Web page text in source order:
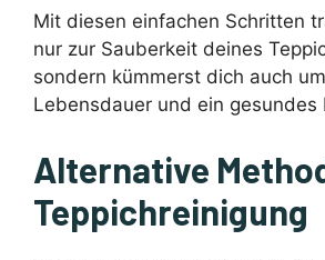
Mit diesen einfachen Schritten
nur zur Sauberkeit deines
sondern kümmerst dich auch
Lebensdauer und ein gesundes
Alternative
Teppichreinigung